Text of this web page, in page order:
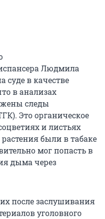
Людмила
в качестве
в анализах
следы
Это органическое
и листьях
были в табаке
мог попасть в
дыма через
после заслушивания
уголовного